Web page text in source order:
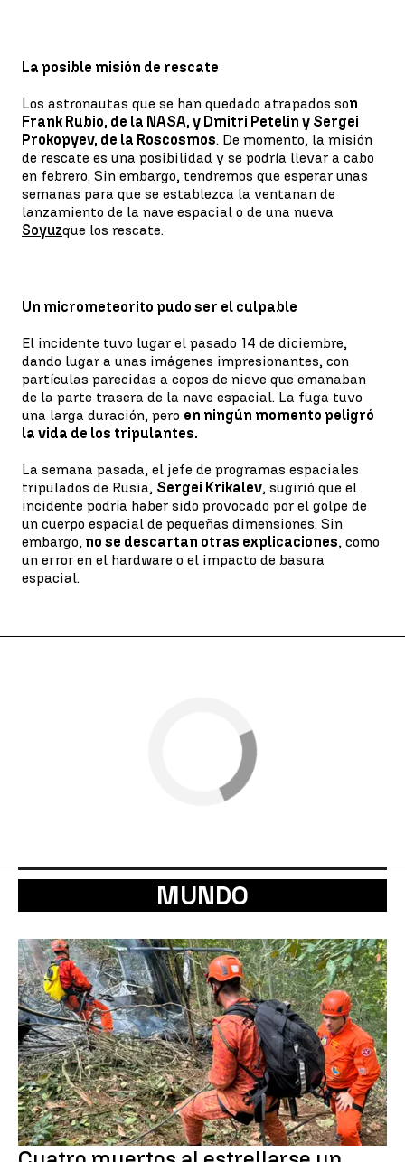
La posible misión de rescate
Los astronautas que se han quedado atrapados son
Frank Rubio, de la NASA, y Dmitri Petelin y Sergei
Prokopyev, de la Roscosmos. De momento, la misión
de rescate es una posibilidad y se podría llevar a cabo
en febrero. Sin embargo, tendremos que esperar unas
semanas para que se establezca la ventanan de
lanzamiento de la nave espacial o de una nueva
Soyuzque los rescate.
Un micrometeorito pudo ser el culpable
El incidente tuvo lugar el pasado 14 de diciembre,
dando lugar a unas imágenes impresionantes, con
partículas parecidas a copos de nieve que emanaban
de la parte trasera de la nave espacial. La fuga tuvo
una larga duración, pero en ningún momento peligró
la vida de los tripulantes.
La semana pasada, el jefe de programas espaciales
tripulados de Rusia, Sergei Krikalev, sugirió que el
incidente podría haber sido provocado por el golpe de
un cuerpo espacial de pequeñas dimensiones. Sin
embargo, no se descartan otras explicaciones, como
un error en el hardware o el impacto de basura
espacial.
MUNDO